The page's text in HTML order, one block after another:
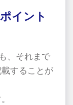
イント
、それまで
することが